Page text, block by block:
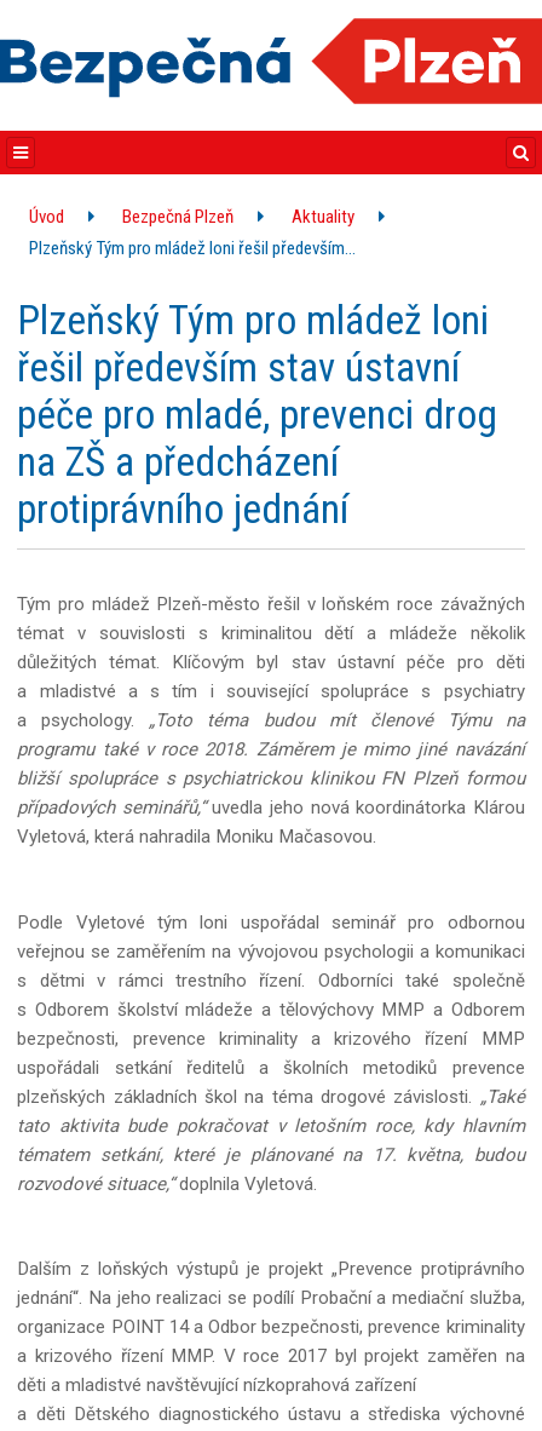
Úvod Bezpečná Plzeň
Aktuality
Plzeňský Tým pro mládež loni řešil především…
Plzeňský Tým pro mládež loni
řešil především stav ústavní
péče pro mladé, prevenci drog
na ZŠ a předcházení
protiprávního jednání
Tým pro mládež Plzeň-město řešil v loňském roce závažných
témat v souvislosti s kriminalitou dětí a mládeže několik
důležitých témat. Klíčovým byl stav ústavní péče pro děti
a mladistvé a s tím i související spolupráce s psychiatry
a psychology. „Toto téma budou mít členové Týmu na
programu také v roce 2018. Záměrem je mimo jiné navázání
bližší spolupráce s psychiatrickou klinikou FN Plzeň formou
případových seminářů,“uvedla jeho nová koordinátorka Klárou
Vyletová, která nahradila Moniku Mačasovou.
Podle Vyletové tým loni uspořádal seminář pro odbornou
veřejnou se zaměřením na vývojovou psychologii a komunikaci
s dětmi v rámci trestního řízení. Odborníci také společně
s Odborem školství mládeže a tělovýchovy MMP a Odborem
bezpečnosti, prevence kriminality a krizového řízení MMP
uspořádali setkání ředitelů a školních metodiků prevence
plzeňských základních škol na téma drogové závislosti. „Také
tato aktivita bude pokračovat v letošním roce, kdy hlavním
tématem setkání, které je plánované na 17. května, budou
rozvodové situace,“doplnila Vyletová.
Dalším z loňských výstupů je projekt „Prevence protiprávního
jednání“. Na jeho realizaci se podílí Probační a mediační služba,
organizace POINT 14 a Odbor bezpečnosti, prevence kriminality
a krizového řízení MMP. V roce 2017 byl projekt zaměřen na
děti a mladistvé navštěvující nízkoprahová zařízení
a děti Dětského diagnostického ústavu a střediska výchovné